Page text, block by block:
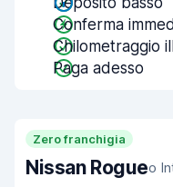
Conferma
Chilometraggio
Paga adesso
Zero franchigia
Nissan Rogueo